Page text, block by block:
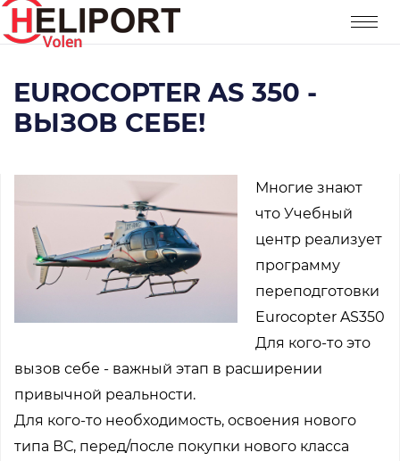
EUROCOPTER AS 350 -
ВЫЗОВ СЕБЕ!
Многие знают
что Учебный
центр реализует
программу
переподготовки
Eurocopter AS350
Для кого-то это
вызов себе - важный этап в расширении
привычной реальности.
Для кого-то необходимость, освоения нового
типа ВС, перед/после покупки нового класса